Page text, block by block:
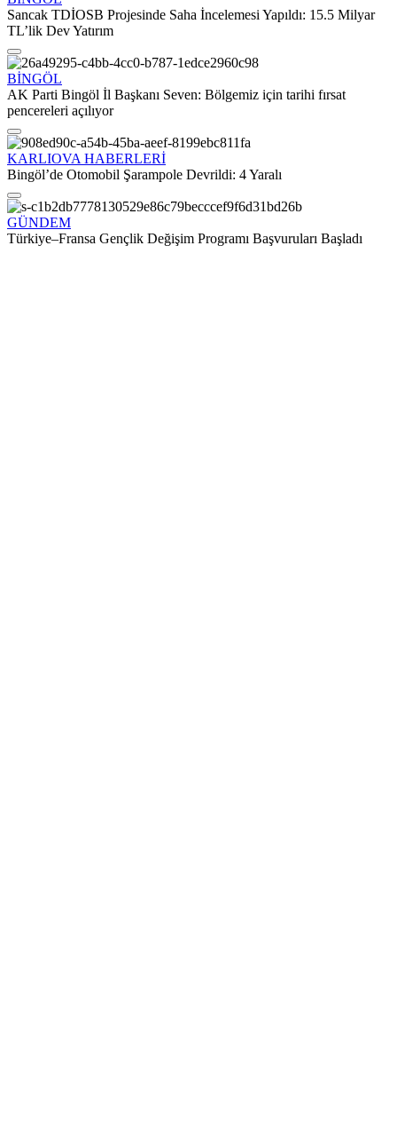
Sancak TDİOSB Projesinde Saha İncelemesi Yapıldı: 15.5 Milyar
TL’lik Dev Yatırım
BİNGÖL
AK Parti Bingöl İl Başkanı Seven: Bölgemiz için tarihi fırsat
pencereleri açılıyor
KARLIOVA HABERLERİ
Bingöl’de Otomobil Şarampole Devrildi: 4 Yaralı
GÜNDEM
Türkiye–Fransa Gençlik Değişim Programı Başvuruları Başladı